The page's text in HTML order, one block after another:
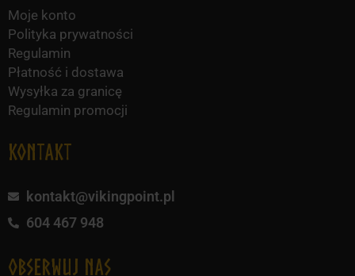
Moje konto
Polityka prywatności
Regulamin
Płatność i dostawa
Wysyłka za granicę
Regulamin promocji
KONTAKT
kontakt@vikingpoint.pl
604 467 948
obserwuj nas